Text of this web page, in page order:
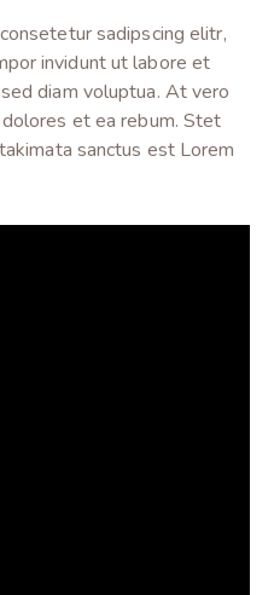
sadipscing elitr,
invidunt ut labore et
diam voluptua. At vero
et ea rebum. Stet
sanctus est Lorem